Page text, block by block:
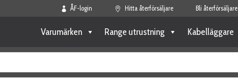
ÅF-login Hitta återförsäljare Bli återförsäljare
Varumärken Range utrustning Kabelläggare